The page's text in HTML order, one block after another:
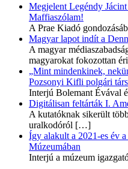
Megjelent Legéndy
Maffiaszólam!
A Prae Kiadó
Magyar lapot indít a
A magyar
magyarokat fokozottan
„Mint mindenkinek,
Pozsonyi Kifli polgári
Interjú Bolemant Évával
Digitálisan feltárták I.
A kutatóknak sikerült
uralkodóról […]
Így alakult a 2021-es év
Múzeumában
Interjú a múzeum